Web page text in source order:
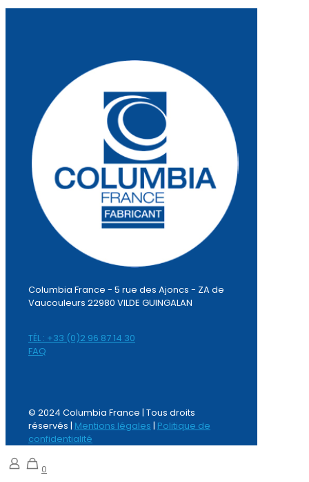
Columbia France - 5 rue des Ajoncs - ZA de
Vaucouleurs 22980 VILDE GUINGALAN
TÉL : +33 (0)2 96 87 14 30
FAQ
© 2024 Columbia France | Tous droits
réservés | Mentions légales | Politique de
confidentialité
0